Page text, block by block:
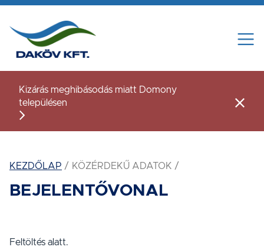
Tovább a tartalomhoz
Kizárás meghibásodás miatt Domony
településen
KEZDŐLAP KÖZÉRDEKŰ ADATOK
BEJELENTŐVONAL
Feltöltés alatt.